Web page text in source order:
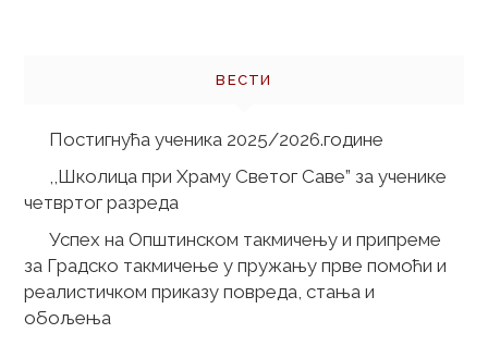
ВЕСТИ
Постигнућа ученика 2025/2026.године
,,Школица при Храму Светог Саве” за ученике
четвртог разреда
Успех на Општинском такмичењу и припреме
за Градско такмичење у пружању прве помоћи и
реалистичком приказу повреда, стања и
обољења